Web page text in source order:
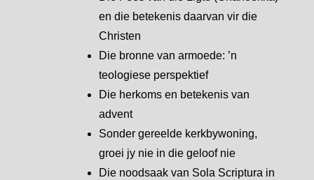
en die betekenis daarvan vir die
Christen
Die bronne van armoede: ’n
teologiese perspektief
Die herkoms en betekenis van
advent
Sonder gereelde kerkbywoning,
groei jy nie in die geloof nie
Die noodsaak van Sola Scriptura in